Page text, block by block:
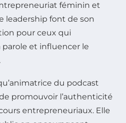
féminin et
leadership font de son
pour ceux qui
et influencer le
du podcast
promouvoir l’authenticité
entrepreneuriaux. Elle